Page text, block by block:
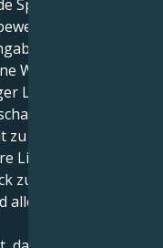
Spannung. Deine
lernen und
Aber Ihre
Welt intensiver
Loyalität und der
Das gibt
erleben,
Liebe in einem
zu bringen: eine
verzehrend